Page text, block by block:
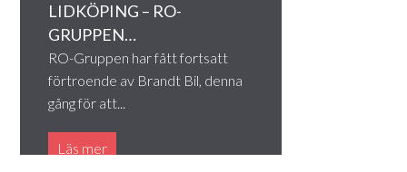
LIDKÖPING – RO-
GRUPPEN…
RO-Gruppen har fått fortsatt
förtroende av Brandt Bil, denna
gång för att...
Läs mer